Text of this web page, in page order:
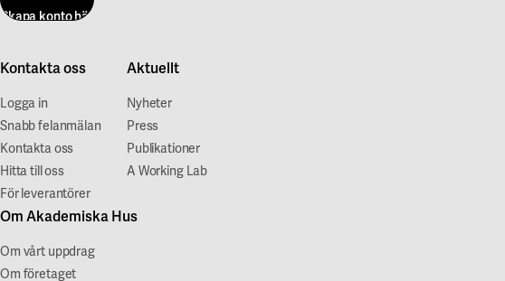
Skapa konto här
Kontakta oss
Logga in
Snabb felanmälan
Kontakta oss
Hitta till oss
För leverantörer
Aktuellt
Nyheter
Press
Publikationer
A Working Lab
Om Akademiska Hus
Om vårt uppdrag
Om företaget